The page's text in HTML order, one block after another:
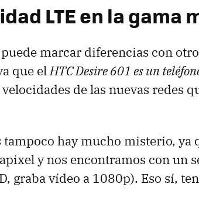
LTE en la gama
marcar diferencias con
que elHTC Desire 601 es un
de las nuevas redes
tampoco hay mucho misterio, ya
y nos encontramos con un
graba vídeo a 1080p). Eso sí,